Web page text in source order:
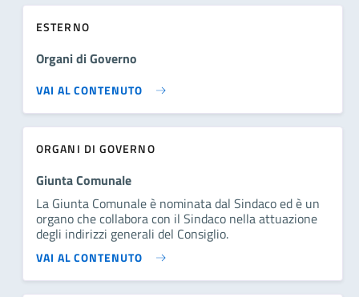
ESTERNO
Organi di Governo
VAI AL CONTENUTO
ORGANI DI GOVERNO
Giunta Comunale
La Giunta Comunale è nominata dal Sindaco ed è un
organo che collabora con il Sindaco nella attuazione
degli indirizzi generali del Consiglio.
VAI AL CONTENUTO